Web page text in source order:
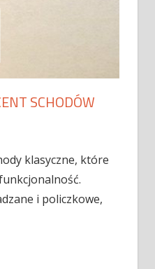
SCHODÓW
klasyczne, które
i policzkowe,